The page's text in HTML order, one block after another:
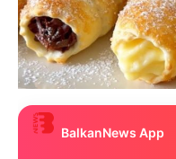
BalkanNews App